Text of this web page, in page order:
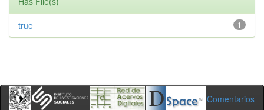
1
true
Comentarios